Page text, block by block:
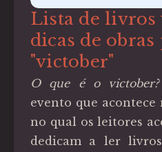
Lista de livros
dicas de
"victober"
O que é o victober?
evento que
no qual os leitores
dedicam a ler